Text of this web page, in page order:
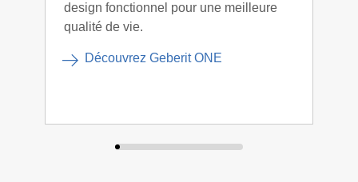
design fonctionnel pour une meilleure
qualité de vie.
Découvrez Geberit ONE